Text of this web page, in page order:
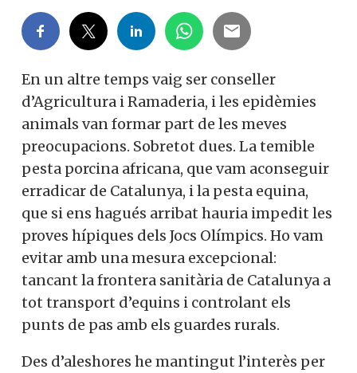
En un altre temps vaig ser conseller
d’Agricultura i Ramaderia, i les epidèmies
animals van formar part de les meves
preocupacions. Sobretot dues. La temible
pesta porcina africana, que vam aconseguir
erradicar de Catalunya, i la pesta equina,
que si ens hagués arribat hauria impedit les
proves hípiques dels Jocs Olímpics. Ho vam
evitar amb una mesura excepcional:
tancant la frontera sanitària de Catalunya a
tot transport d’equins i controlant els
punts de pas amb els guardes rurals.
Des d’aleshores he mantingut l’interès per